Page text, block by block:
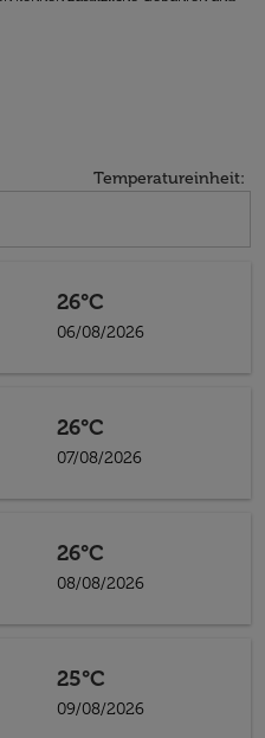
Temperatureinheit:
26°C
06/08/2026
26°C
07/08/2026
26°C
08/08/2026
25°C
09/08/2026